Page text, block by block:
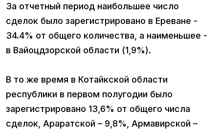
За отчетный период наибольшее число
сделок было зарегистрировано в Ереване -
34.4% от общего количества, а наименьшее -
в Вайоцдзорской области (1,9%).
В то же время в Котайкской области
республики в первом полугодии было
зарегистрировано 13,6% от общего числа
сделок, Араратской – 9,8%, Армавирской –